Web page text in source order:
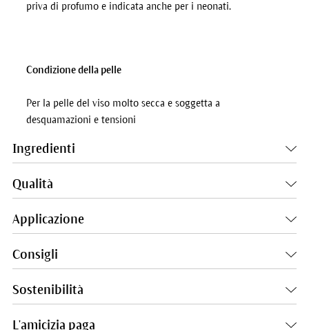
priva di profumo e indicata anche per i neonati.
Condizione della pelle
Per la pelle del viso molto secca e soggetta a
desquamazioni e tensioni
Ingredienti
Qualità
Applicazione
Consigli
Sostenibilità
L'amicizia paga